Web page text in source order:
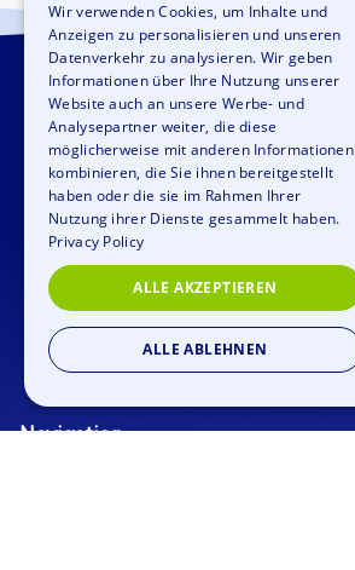
Navigation
GERMAN
SPANISH
ITALIAN
DUTCH
Wir verwenden Cookies, um Inhalte und
Anzeigen zu personalisieren und unseren
Datenverkehr zu analysieren. Wir geben
Informationen über Ihre Nutzung unserer
Website auch an unsere Werbe- und
Analysepartner weiter, die diese
möglicherweise mit anderen Informationen
kombinieren, die Sie ihnen bereitgestellt
haben oder die sie im Rahmen Ihrer
Nutzung ihrer Dienste gesammelt haben.
Privacy Policy
ALLE AKZEPTIEREN
ALLE ABLEHNEN